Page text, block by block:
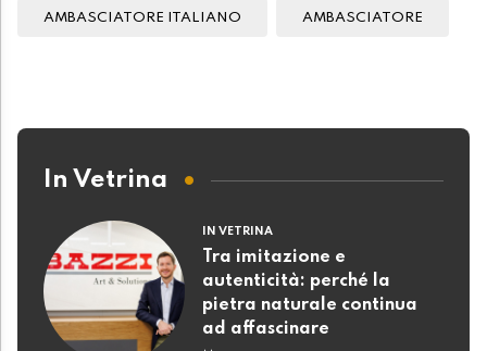
AMBASCIATORE ITALIANO AMBASCIATORE
In Vetrina
IN VETRINA
Tra imitazione e
autenticità: perché la
pietra naturale continua
ad affascinare